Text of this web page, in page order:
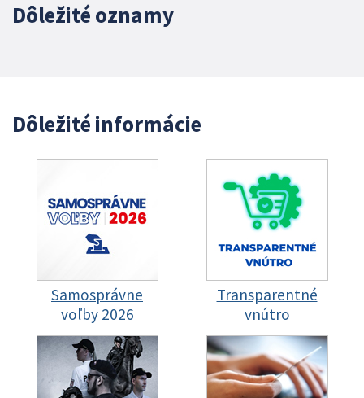
Dôležité oznamy
Dôležité informácie
Samosprávne
voľby 2026
Transparentné
vnútro